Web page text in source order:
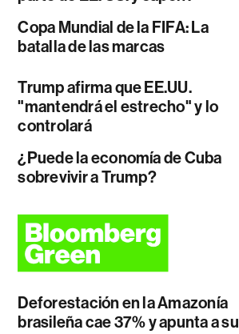
Copa Mundial de la FIFA: La
batalla de las marcas
Trump afirma que EE.UU.
"mantendrá el estrecho" y lo
controlará
¿Puede la economía de Cuba
sobrevivir a Trump?
Deforestación en la Amazonía
brasileña cae 37% y apunta a su